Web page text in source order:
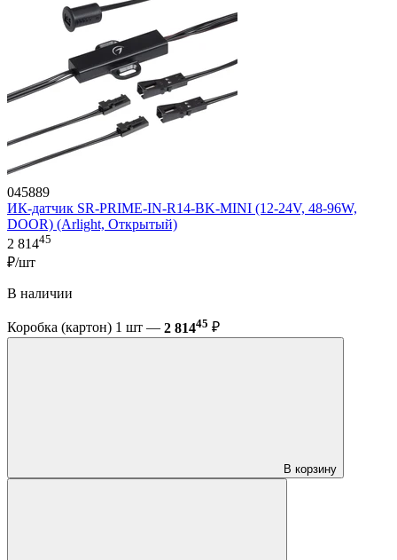
045889
ИК-датчик SR-PRIME-IN-R14-BK-MINI (12-24V, 48-96W,
DOOR) (Arlight, Открытый)
2 81445
₽/шт
В наличии
Коробка (картон) 1 шт — 2 81445 ₽
В корзину